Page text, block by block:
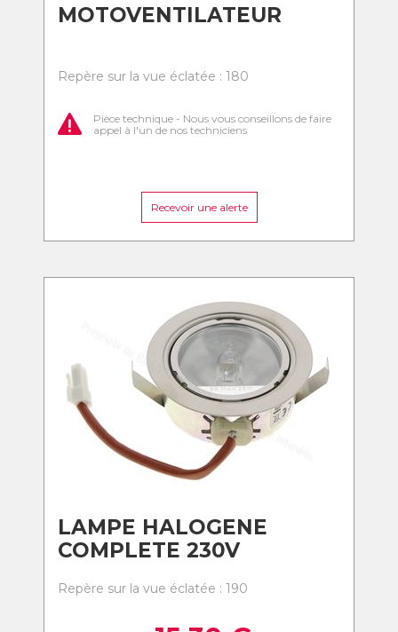
MOTOVENTILATEUR
Repère sur la vue éclatée : 180
Pièce technique - Nous vous conseillons de faire
appel à l'un de nos techniciens
Recevoir une alerte
LAMPE HALOGENE
COMPLETE 230V
Repère sur la vue éclatée : 190